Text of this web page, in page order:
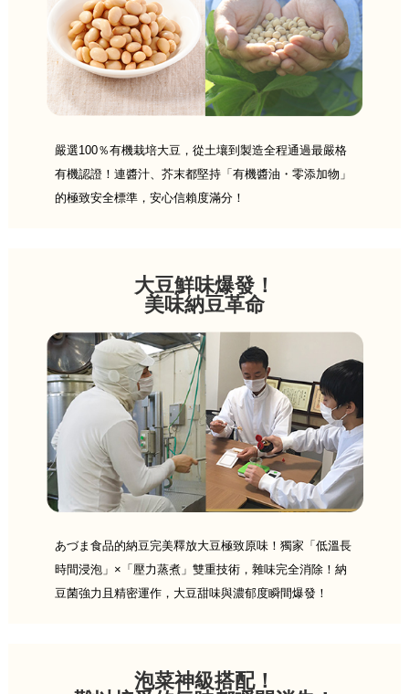
嚴選100％有機栽培大豆，從土壤到製造全程通過最嚴格
有機認證！連醬汁、芥末都堅持「有機醬油・零添加物」
的極致安全標準，安心信賴度滿分！
大豆鮮味爆發！
美味納豆革命
あづま食品的納豆完美釋放大豆極致原味！獨家「低溫長
時間浸泡」×「壓力蒸煮」雙重技術，雜味完全消除！納
豆菌強力且精密運作，大豆甜味與濃郁度瞬間爆發！
泡菜神級搭配！